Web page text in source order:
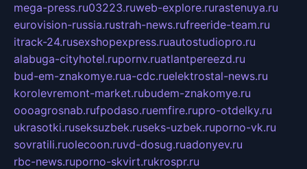
mega-press.ru03223.ruweb-explore.rurastenuya.ru
eurovision-russia.rustrah-news.rufreeride-team.ru
itrack-24.rusexshopexpress.ruautostudiopro.ru
alabuga-cityhotel.rupornv.ruatlantpereezd.ru
bud-em-znakomye.rua-cdc.ruelektrostal-news.ru
korolevremont-market.rubudem-znakomye.ru
oooagrosnab.rufpodaso.ruemfire.rupro-otdelky.ru
ukrasotki.ruseksuzbek.ruseks-uzbek.ruporno-vk.ru
sovratili.ruolecoon.ruvd-dosug.ruadonyev.ru
rbc-news.ruporno-skvirt.rukrospr.ru